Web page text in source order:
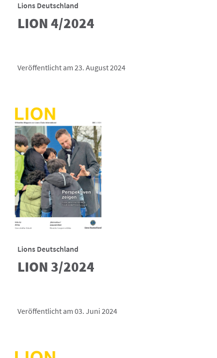
Lions Deutschland
LION 4/2024
Veröffentlicht am 23. August 2024
Lions Deutschland
LION 3/2024
Veröffentlicht am 03. Juni 2024